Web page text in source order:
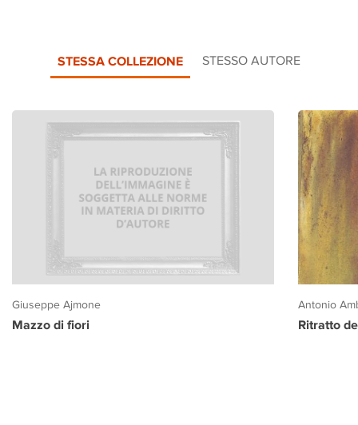
STESSA COLLEZIONE STESSO AUTORE
Giuseppe Ajmone
Mazzo di fiori
Antonio
Ritratto